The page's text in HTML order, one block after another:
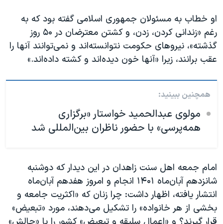
او خطاب به مسئولان جمهوری اسلامی گفته بود که به
رغم «زندانی کردن، زدن، و کشتن معترضان در ۵۰ روز
گذشته»، نیروهای حکومت نتوانسته‌اند و نمی‌توانند آنها را
عقب برانند، زیرا «آنها خون دیده‌اند و کشته داده‌اند.»
همچنین ببینید:
مولوی عبدالحمید خواستار «برگزاری
همه‌پرسی» با حضور ناظران بین‌المللی شد
امام جمعه اهل سنت زاهدان در این دیدار که دوشنبه
شانزدهم آبان‌ماه ۱۴۰۱ انجام و امروز هفدهم آبان‌ماه
انتشار یافته، اظهار داشت: چرا زنان که «اکثریت‌ جامعه و
بخشی از هر خانواده» را تشکیل می‌دهند، مورد «تبعیض»